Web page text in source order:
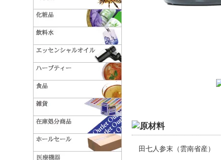
田七人参末（雲南省産）